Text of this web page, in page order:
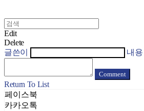
Edit
Delete
글쓴이
내용
Comment
Return To List
페이스북
카카오톡